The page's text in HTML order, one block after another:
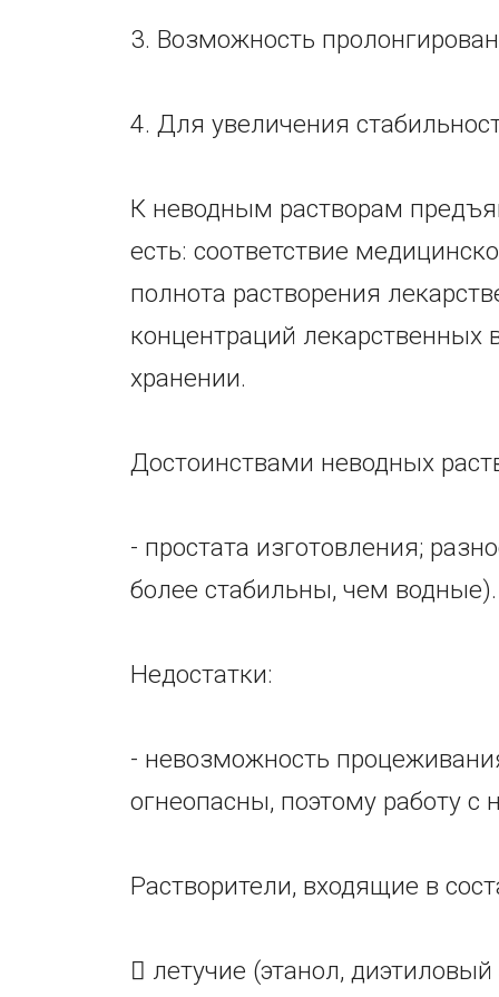
3. Возможность
4. Для увеличения
К неводным растворам
есть: соответствие
полнота растворения
концентраций лекарственных
хранении.
Достоинствами неводных
- простата изготовления;
более стабильны, чем водные).
Недостатки:
- невозможность
огнеопасны, поэтому работу с
Растворители, входящие в
 летучие (этанол,